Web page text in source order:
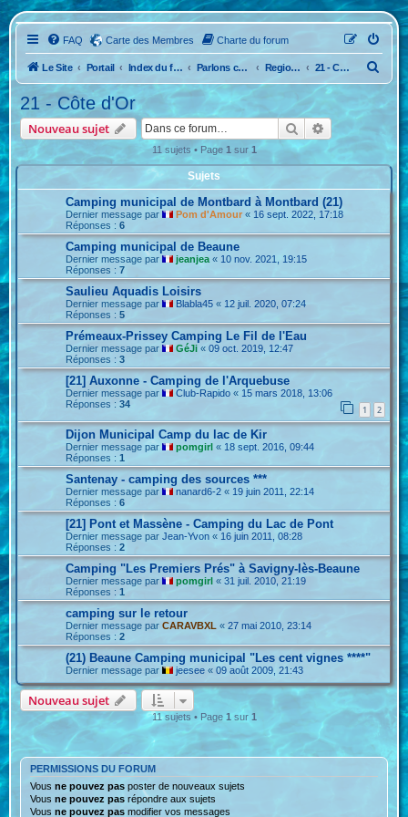
FAQ Carte des Membres Charte du forum
Le Site Portail Index du forum Parlons camping...La France Region Nord Est 21 - Côte d'Or
c
e
21 - Côte d'Or
Nouveau sujet RechercherRecherche
11 sujets • Page 1 sur 1
Sujets
Camping municipal de Montbard à Montbard (21)
Dernier message par Pom d'Amour « 16 sept. 2022, 17:18
Réponses :6
Camping municipal de Beaune
Dernier message par jeanjea « 10 nov. 2021, 19:15
Réponses :7
Saulieu Aquadis Loisirs
Dernier message par Blabla45 « 12 juil. 2020, 07:24
Réponses :5
Prémeaux-Prissey Camping Le Fil de l'Eau
Dernier message par GéJi «09 oct. 2019, 12:47
Réponses :3
[21] Auxonne - Camping de l'Arquebuse
Dernier message par Club-Rapido « 15 mars 2018, 13:06
Réponses :34 1 2
Dijon Municipal Camp du lac de Kir
Dernier message par pomgirl « 18 sept. 2016, 09:44
Réponses :1
Santenay - camping des sources ***
Dernier message par nanard6-2 « 19 juin 2011, 22:14
Réponses :6
[21] Pont et Massène - Camping du Lac de Pont
Dernier message parJean-Yvon « 16 juin 2011, 08:28
Réponses :2
Camping "Les Premiers Prés" à Savigny-lès-Beaune
Dernier message par pomgirl «31 juil. 2010, 21:19
Réponses :1
camping sur le retour
Dernier message parCARAVBXL «27 mai 2010, 23:14
Réponses :2
(21) Beaune Camping municipal "Les cent vignes ****"
Dernier message par jeesee «09 août 2009, 21:43
Nouveau sujet
11 sujets • Page 1 sur 1
PERMISSIONS DU FORUM
Vousne pouvez pas poster de nouveaux sujets
Vousne pouvez pas répondre aux sujets
Vousne pouvez pas modifier vos messages